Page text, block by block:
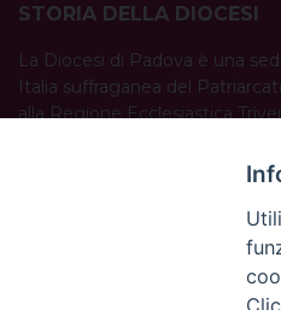
STORIA DELLA DIOCESI
La Diocesi di Padova è una
Italia suffraganea del
alla Regione Ecclesiastica
Padova, Vicenza, Venezia,